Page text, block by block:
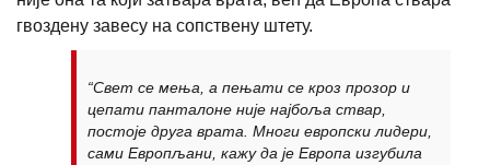
гвоздену завесу на сопствену штету.
“Свет се мења, а пењати се кроз прозор и
цепати панталоне није најбоља ствар,
постоје друга врата. Многи европски лидери,
сами Европљани, кажу да је Европа изгубила